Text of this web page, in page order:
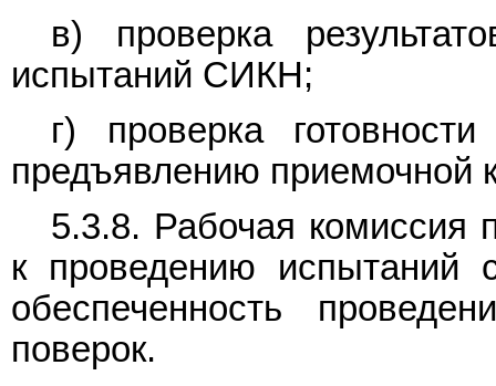
в) проверка
испытаний СИКН;
г) проверка
предъявлению приемочной
5.3.8. Рабочая комиссия
к проведению испытаний
обеспеченность
поверок.